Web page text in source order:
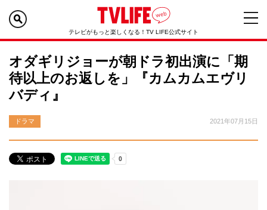
テレビがもっと楽しくなる！TV LIFE公式サイト
オダギリジョーが朝ドラ初出演に「期
待以上のお返しを」『カムカムエヴリ
バディ』
ドラマ 2021年07月15日